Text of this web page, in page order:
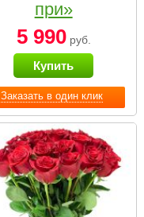
Заказать в один клик
при»
5 990руб.
Купить